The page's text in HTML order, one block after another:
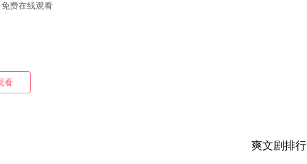
费在线观看
看
爽文剧排行